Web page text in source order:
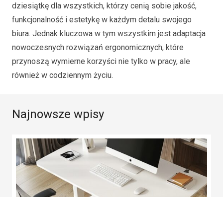
dziesiątkę dla wszystkich, którzy cenią sobie jakość,
funkcjonalność i estetykę w każdym detalu swojego
biura. Jednak kluczowa w tym wszystkim jest adaptacja
nowoczesnych rozwiązań ergonomicznych, które
przynoszą wymierne korzyści nie tylko w pracy, ale
również w codziennym życiu.
Najnowsze wpisy